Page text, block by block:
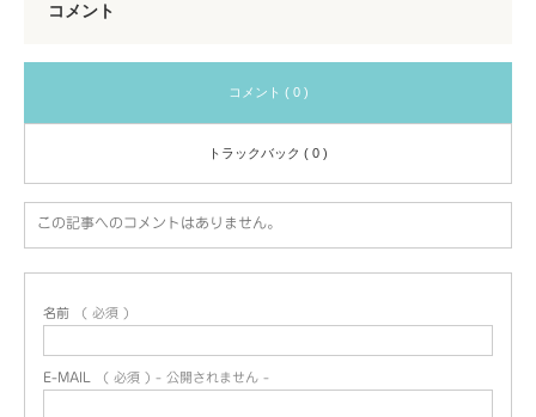
コメント
コメント ( 0 )
トラックバック ( 0 )
この記事へのコメントはありません。
名前 ( 必須 )
E-MAIL ( 必須 ) - 公開されません -